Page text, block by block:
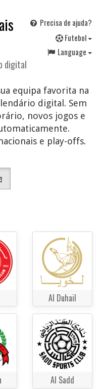
digital
Precisa de ajuda?
Futebol
Language
equipa favorita na
digital. Sem
novos jogos e
e play-offs.
Al Duhail
Al Sadd